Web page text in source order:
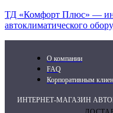
ТД «Комфорт Плюс» —
автоклиматического
О компании
FAQ
Корпоративным
ИНТЕРНЕТ-МАГАЗИН